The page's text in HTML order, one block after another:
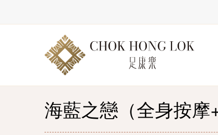
海藍之戀（全身按摩